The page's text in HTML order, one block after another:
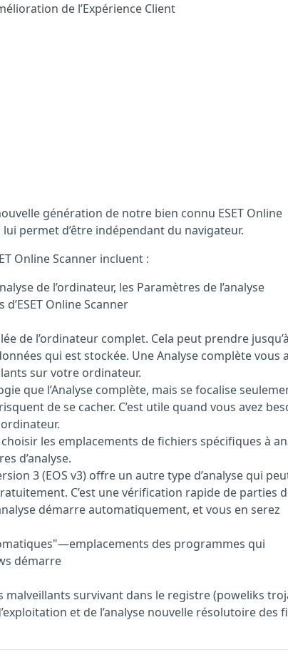
de l’Expérience Client
génération de notre bien connu ESET Online
lui permet d’être indépendant du navigateur.
Online Scanner incluent :
de l’ordinateur, les Paramètres de l’analyse
Online Scanner
de l’ordinateur complet. Cela peut prendre jusqu’à
qui est stockée. Une Analyse complète vous
sur votre ordinateur.
que l’Analyse complète, mais se focalise
de se cacher. C’est utile quand vous avez
les emplacements de fichiers spécifiques à
d’analyse.
3 (EOS v3) offre un autre type d’analyse qui
C’est une vérification rapide de parties
démarre automatiquement, et vous en serez
des programmes qui
démarre
survivant dans le registre (poweliks
et de l’analyse nouvelle résolutoire des